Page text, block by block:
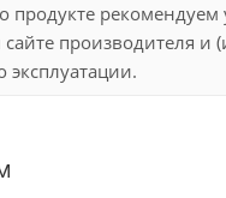
рекомендуем
производителя и
эксплуатации.